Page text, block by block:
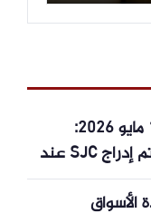
تحديث الساعة 8:30 صباحًا، 17 مايو 2026:
أسعار الذهب لا تزال مستقرة، وتم إدراج SJC عند
الأسواق